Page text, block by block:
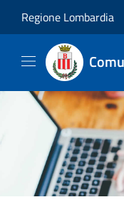
Regione Lombardia